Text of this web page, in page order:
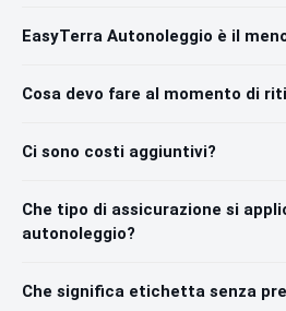
EasyTerra Autonoleggio è il
Cosa devo fare al momento di
Ci sono costi aggiuntivi?
Che tipo di assicurazione si
autonoleggio?
Che significa etichetta senza